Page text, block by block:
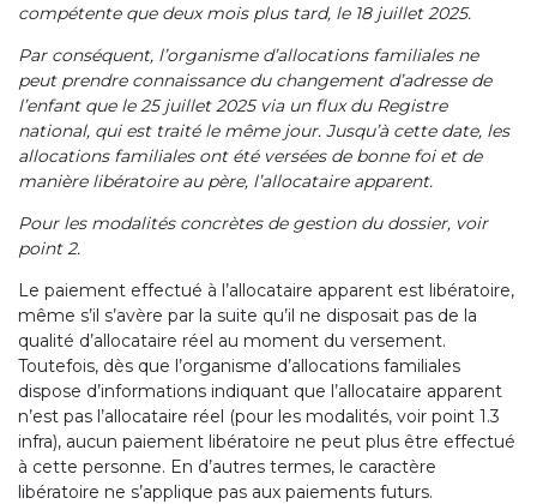
compétente que deux mois plus tard, le 18 juillet 2025.
Par conséquent, l’organisme d’allocations familiales ne
peut prendre connaissance du changement d’adresse de
l’enfant que le 25 juillet 2025 via un flux du Registre
national, qui est traité le même jour. Jusqu’à cette date, les
allocations familiales ont été versées de bonne foi et de
manière libératoire au père, l’allocataire apparent.
Pour les modalités concrètes de gestion du dossier, voir
point 2.
Le paiement effectué à l’allocataire apparent est libératoire,
même s’il s’avère par la suite qu’il ne disposait pas de la
qualité d’allocataire réel au moment du versement.
Toutefois, dès que l’organisme d’allocations familiales
dispose d’informations indiquant que l’allocataire apparent
n’est pas l’allocataire réel (pour les modalités, voir point 1.3
infra), aucun paiement libératoire ne peut plus être effectué
à cette personne. En d’autres termes, le caractère
libératoire ne s’applique pas aux paiements futurs.